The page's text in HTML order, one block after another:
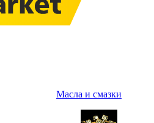
Масла и смазки